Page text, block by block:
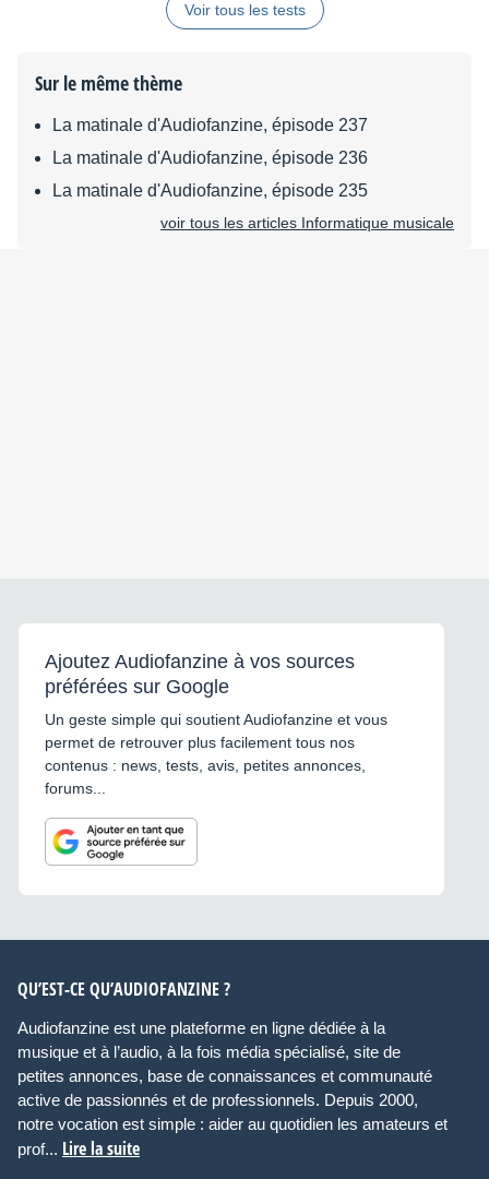
Voir tous les tests
Sur le même thème
La matinale d'Audiofanzine, épisode 237
La matinale d'Audiofanzine, épisode 236
La matinale d'Audiofanzine, épisode 235
voir tous les articles Informatique musicale
Ajoutez Audiofanzine à vos sources
préférées sur Google
Un geste simple qui soutient Audiofanzine et vous
permet de retrouver plus facilement tous nos
contenus : news, tests, avis, petites annonces,
forums...
QU’EST-CE QU’AUDIOFANZINE ?
Audiofanzine est une plateforme en ligne dédiée à la
musique et à l’audio, à la fois média spécialisé, site de
petites annonces, base de connaissances et communauté
active de passionnés et de professionnels. Depuis 2000,
notre vocation est simple : aider au quotidien les amateurs et
prof... Lire la suite